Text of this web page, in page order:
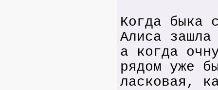
Когда быка
Алиса
а когда
рядом уже
ласковая,